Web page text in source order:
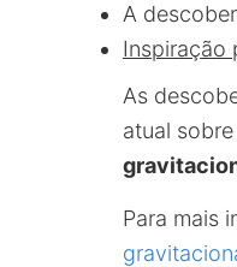
A
Inspiração
As
atual
Para mais